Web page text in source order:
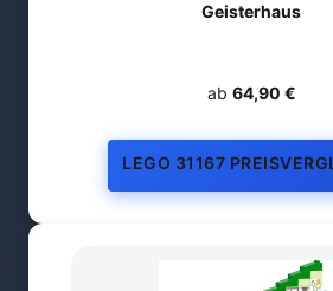
Geisterhaus
ab 64,90 €
LEGO 31167